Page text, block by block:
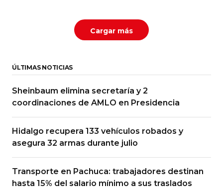
Cargar más
ÚLTIMAS NOTICIAS
Sheinbaum elimina secretaría y 2
coordinaciones de AMLO en Presidencia
Hidalgo recupera 133 vehículos robados y
asegura 32 armas durante julio
Transporte en Pachuca: trabajadores destinan
hasta 15% del salario mínimo a sus traslados